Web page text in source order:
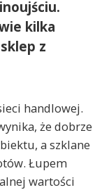
kilka
z
handlowej.
że dobrze
a szklane
Łupem
wartości